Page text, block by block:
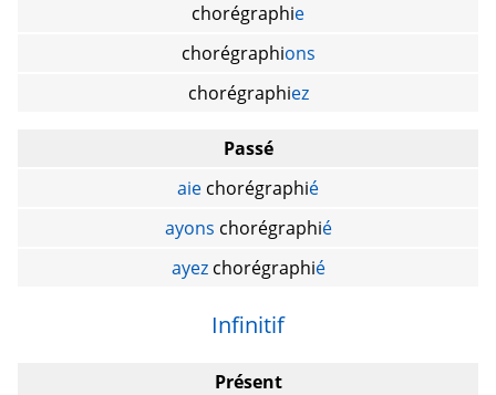
chorégraphie
chorégraphions
chorégraphiez
Passé
aie chorégraphié
ayons chorégraphié
ayezchorégraphié
Infinitif
Présent